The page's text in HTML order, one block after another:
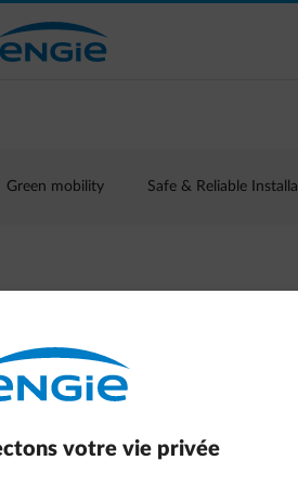
Green mobility Safe & Reliable
System) pour
elle-même et
votre vie privée